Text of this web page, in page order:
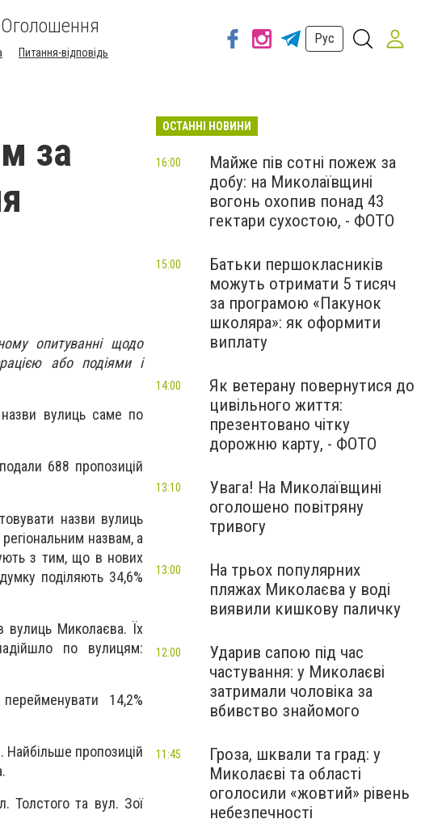
Оголошення
Питання-відповідь
Рус
за
опитуванні щодо
або подіями і
вулиць саме по
688 пропозицій
назви вулиць
назвам, а
з тим, що в нових
поділяють 34,6%
вулиць Миколаєва. Їх
по вулицям:
14,2%
Найбільше пропозицій
Толстого та вул. Зої
ОСТАННІ НОВИНИ
Майже пів сотні пожеж за
добу: на Миколаївщині
вогонь охопив понад 43
гектари сухостою, - ФОТО
16:00
Батьки першокласників
можуть отримати 5 тисяч
за програмою «Пакунок
школяра»: як оформити
виплату
15:00
Як ветерану повернутися до
цивільного життя:
презентовано чітку
дорожню карту, - ФОТО
14:00
Увага! На Миколаївщині
оголошено повітряну
тривогу
13:10
На трьох популярних
пляжах Миколаєва у воді
виявили кишкову паличку
13:00
Ударив сапою під час
частування: у Миколаєві
затримали чоловіка за
вбивство знайомого
12:00
Гроза, шквали та град: у
Миколаєві та області
оголосили «жовтий» рівень
небезпечності
11:45